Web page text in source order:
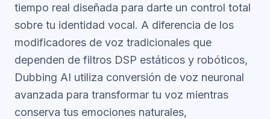
tiempo real diseñada para darte un control total
sobre tu identidad vocal. A diferencia de los
modificadores de voz tradicionales que
dependen de filtros DSP estáticos y robóticos,
Dubbing AI utiliza conversión de voz neuronal
avanzada para transformar tu voz mientras
conserva tus emociones naturales,